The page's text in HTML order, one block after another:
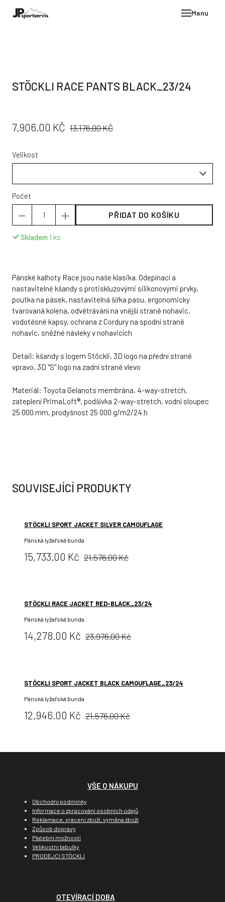
Menu
STÖCKLI RACE PANTS BLACK_23/24
CENA:
7,906.00 KČ PŮVODNÍ
13,176.00 KČ
Velikost
Počet
PŘIDAT DO KOŠÍKU
Skladem 1 ks
Pánské kalhoty Race jsou naše klasika. Odepínací a
nastavitelné kšandy s protiskluzovými silikonovými prvky,
poutka na pásek, nastavitelná šířka pasu, ergonomicky
tvarovaná kolena, odvětrávání na vnější straně nohavic,
vodotěsné kapsy, ochrana z Cordury na spodní straně
nohavic, sněžné návleky v nohavicích
Detail: kšandy s logem Stöckli, 3D logo na přední straně
vpravo, 3D "S" logo na zadní straně vlevo
Materiál: Toyota Gelanots membrána, 4-way-stretch,
zateplení PrimaLoft®, podšívka 2-way-stretch, vodní sloupec
25 000 mm, prodyšnost 25 000 g/m2/24 h
SOUVISEJÍCÍ PRODUKTY
STÖCKLI SPORT JACKET SILVER CAMOUFLAGE
Pánská lyžařská bunda
Cena:
15,733.00 Kč Původní
21,576.00 Kč
STÖCKLI RACE JACKET RED-BLACK_23/24
Pánská lyžařská bunda
Cena:
14,278.00 Kč Původní
23,976.00 Kč
STÖCKLI SPORT JACKET BLACK CAMOUFLAGE_23/24
Pánská lyžařská bunda
Cena:
12,946.00 Kč Původní
21,576.00 Kč
VŠE O NÁKUPU
Obchodní podmínky
Informace o zpracování osobních údajů
Reklamace, vrácení zboží, výměna zboží
Způsob dopravy
Platební možnosti
Velikostní tabulky
PRODEJCI STÖCKLI
OTEVÍRACÍ DOBA